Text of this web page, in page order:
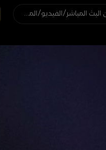
البحث عن البث المباشر/الفيديو/المستخدم